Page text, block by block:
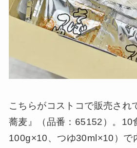
こちらがコストコで販売され
蕎麦』（品番：65152）。10
100g×10、つゆ30ml×10）で